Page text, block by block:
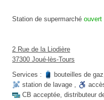
Station de supermarché ouvert
2 Rue de la Liodière
37300 Joué-lès-Tours
Services :
bouteilles de gaz
station de lavage ,
CB acceptée, distributeur